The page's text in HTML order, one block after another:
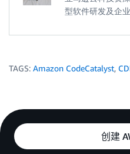
型软件研发及企
TAGS: Amazon CodeCatalyst,
创建